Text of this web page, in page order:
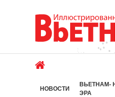
НОВОСТИ
ВЬЕТНАМ-
ЭРА